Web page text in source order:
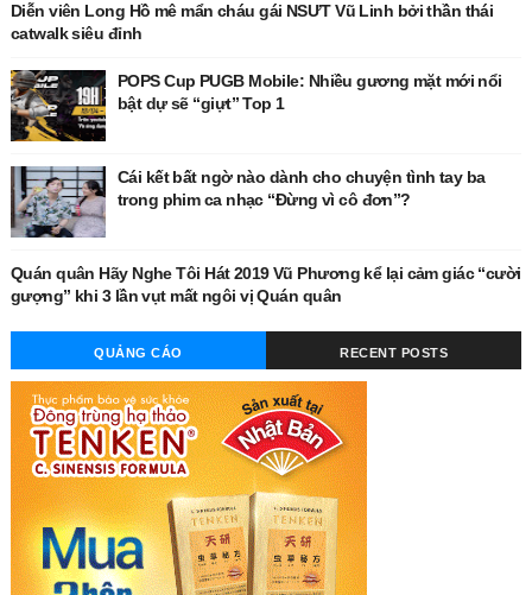
Diễn viên Long Hồ mê mẩn cháu gái NSƯT Vũ Linh bởi thần thái
catwalk siêu đỉnh
POPS Cup PUGB Mobile: Nhiều gương mặt mới nổi
bật dự sẽ “giựt” Top 1
Cái kết bất ngờ nào dành cho chuyện tình tay ba
trong phim ca nhạc “Đừng vì cô đơn”?
Quán quân Hãy Nghe Tôi Hát 2019 Vũ Phương kể lại cảm giác “cười
gượng” khi 3 lần vụt mất ngôi vị Quán quân
QUẢNG CÁO RECENT POSTS